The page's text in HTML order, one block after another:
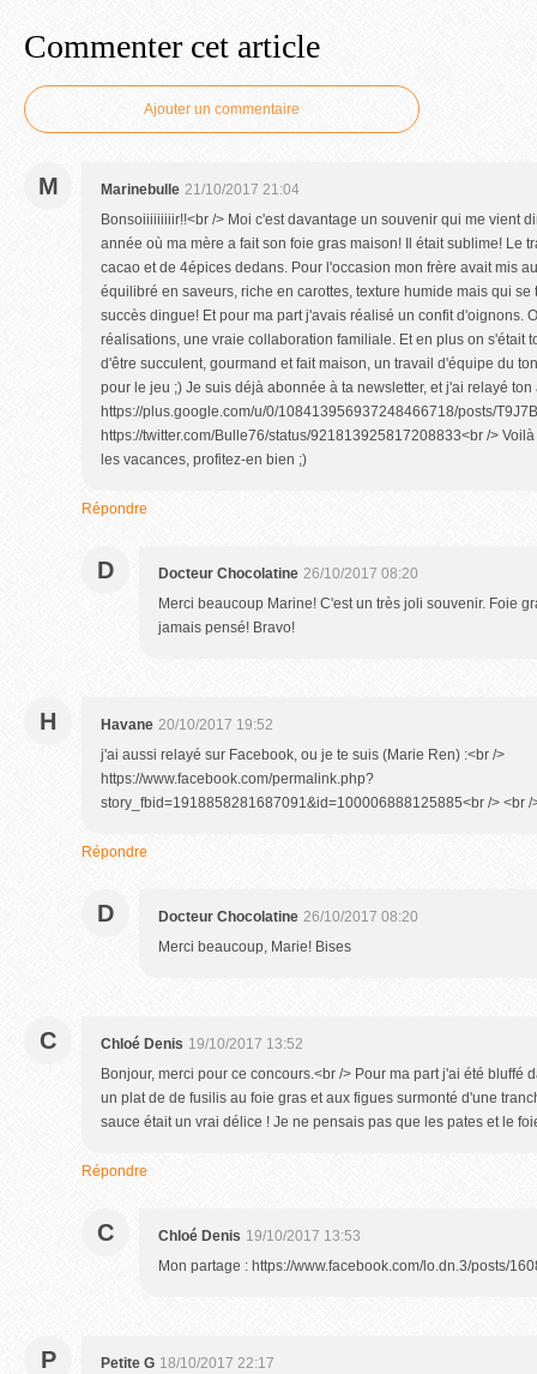
Commenter cet article
Ajouter un commentaire
M Marinebulle 21/10/2017 21:04
Bonsoiiiiiiiiir!!<br /> Moi c'est davantage un souvenir qui me vient
année où ma mère a fait son foie gras maison! Il était sublime! Le
cacao et de 4épices dedans. Pour l'occasion mon frère avait mis
équilibré en saveurs, riche en carottes, texture humide mais qui se
succès dingue! Et pour ma part j'avais réalisé un confit d'oignons.
réalisations, une vraie collaboration familiale. Et en plus on s'était
d'être succulent, gourmand et fait maison, un travail d'équipe du
pour le jeu ;) Je suis déjà abonnée à ta newsletter, et j'ai relayé ton
https://plus.google.com/u/0/108413956937248466718/posts/
https://twitter.com/Bulle76/status/921813925817208833<br />
les vacances, profitez-en bien ;)
Répondre
D Docteur Chocolatine 26/10/2017 08:20
Merci beaucoup Marine! C'est un très joli souvenir. Foie
jamais pensé! Bravo!
H Havane 20/10/2017 19:52
j'ai aussi relayé sur Facebook, ou je te suis (Marie Ren) :<br />
https://www.facebook.com/permalink.php?
story_fbid=1918858281687091&id=100006888125885<br /> <br /
Répondre
D Docteur Chocolatine 26/10/2017 08:20
Merci beaucoup, Marie! Bises
C Chloé Denis 19/10/2017 13:52
Bonjour, merci pour ce concours.<br /> Pour ma part j'ai été bluffé
un plat de de fusilis au foie gras et aux figues surmonté d'une
sauce était un vrai délice ! Je ne pensais pas que les pates et le
Répondre
C Chloé Denis 19/10/2017 13:53
Mon partage : https://www.facebook.com/lo.dn.3/posts/
P Petite G 18/10/2017 22:17